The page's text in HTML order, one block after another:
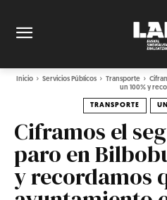
Inicio Servicios Públicos Transporte
un 100% y
TRANSPORTE
Ciframos el
paro en
y recordamos